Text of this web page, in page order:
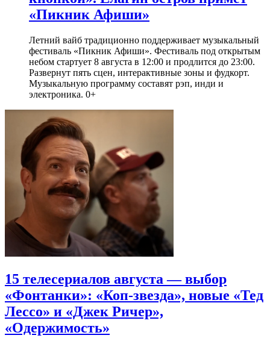
«Пикник Афиши»
Летний вайб традиционно поддерживает музыкальный
фестиваль «Пикник Афиши». Фестиваль под открытым
небом стартует 8 августа в 12:00 и продлится до 23:00.
Развернут пять сцен, интерактивные зоны и фудкорт.
Музыкальную программу составят рэп, инди и
электроника. 0+
15 телесериалов августа — выбор
«Фонтанки»: «Коп-звезда», новые «Тед
Лессо» и «Джек Ричер»,
«Одержимость»